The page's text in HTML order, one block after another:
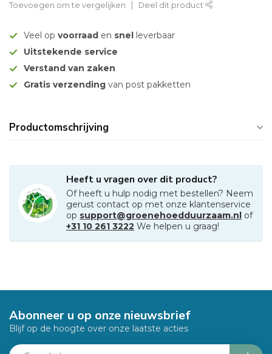
Toevoegen om te vergelijken Deel dit product
Veel op voorraad en snel leverbaar
Uitstekende service
Verstand van zaken
Gratis verzending van post pakketten
Productomschrijving
Heeft u vragen over dit product?
Of heeft u hulp nodig met bestellen? Neem
gerust contact op met onze klantenservice
op support@groenehoedduurzaam.nl of
+31 10 261 3222 We helpen u graag!
Abonneer u op onze nieuwsbrief
Blijf op de hoogte over onze laatste acties